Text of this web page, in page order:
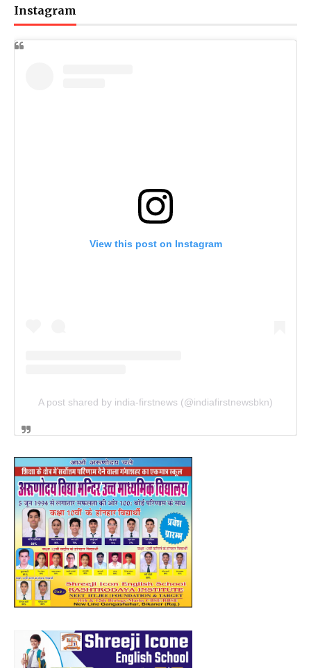
Instagram
View this post on Instagram
A post shared by india-firstnews (@indiafirstnewsbkn)